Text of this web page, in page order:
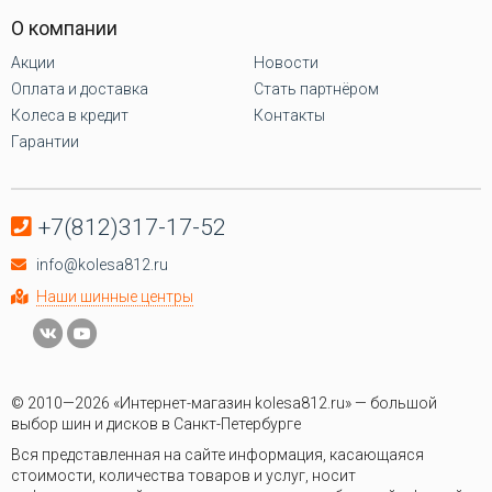
О компании
Акции
Оплата и доставка
Колеса в кредит
Гарантии
Новости
Стать партнёром
Контакты
+7(812)317-17-52
info@kolesa812.ru
Наши шинные центры
© 2010—2026 «Интернет-магазин kolesa812.ru» — большой
выбор шин и дисков в Санкт-Петербурге
Вся представленная на сайте информация, касающаяся
стоимости, количества товаров и услуг, носит